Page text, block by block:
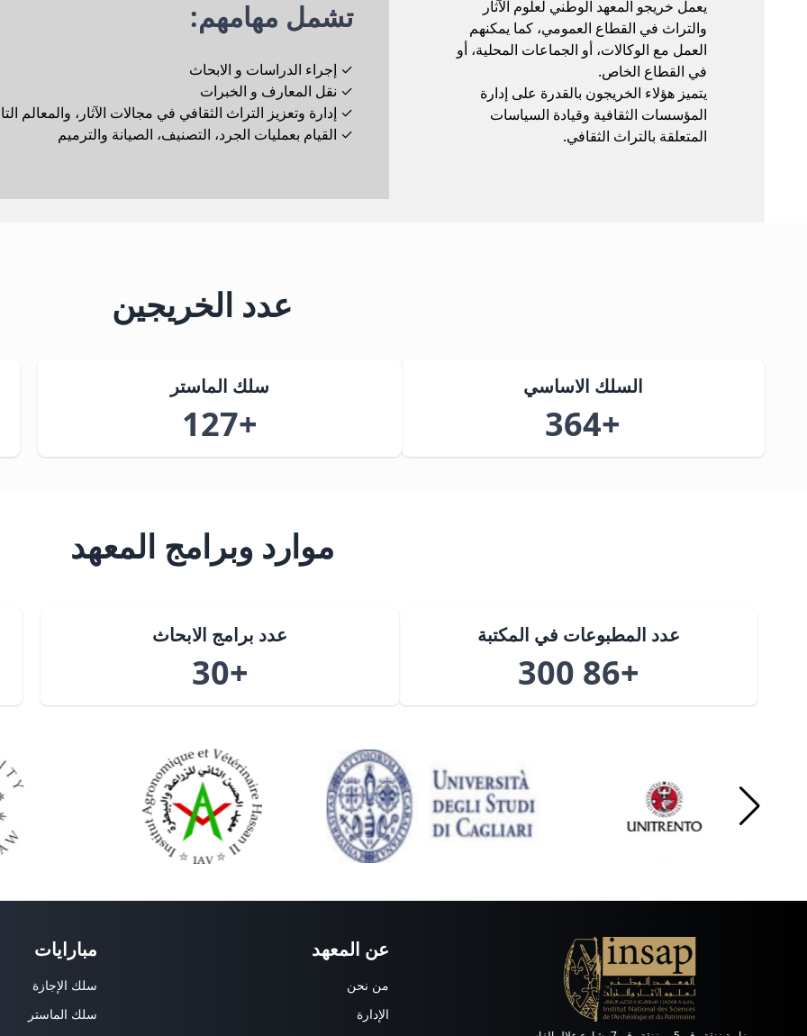
يعمل خريجو المعهد الوطني لعلوم الآثار
والتراث في القطاع العمومي، كما يمكنهم
العمل مع الوكالات، أو الجماعات المحلية، أو
في القطاع الخاص.
يتميز هؤلاء الخريجون بالقدرة على إدارة
المؤسسات الثقافية وقيادة السياسات
المتعلقة بالتراث الثقافي.
تشمل مهامهم:
✓ إجراء الدراسات و الابحاث
✓ نقل المعارف و الخبرات
✓ إدارة وتعزيز التراث الثقافي في مجالات الآثار، والمعالم
✓ القيام بعمليات الجرد، التصنيف، الصيانة والترميم
عدد الخريجين
السلك الاساسي
+364
سلك الماستر
+127
موارد وبرامج المعهد
عدد المطبوعات في المكتبة
+86 300
عدد برامج الابحاث
+30
عن المعهد
من نحن
الإدارة
مبارايات
سلك الإجازة
سلك الماستر